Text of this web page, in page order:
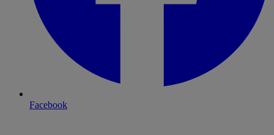
Facebook